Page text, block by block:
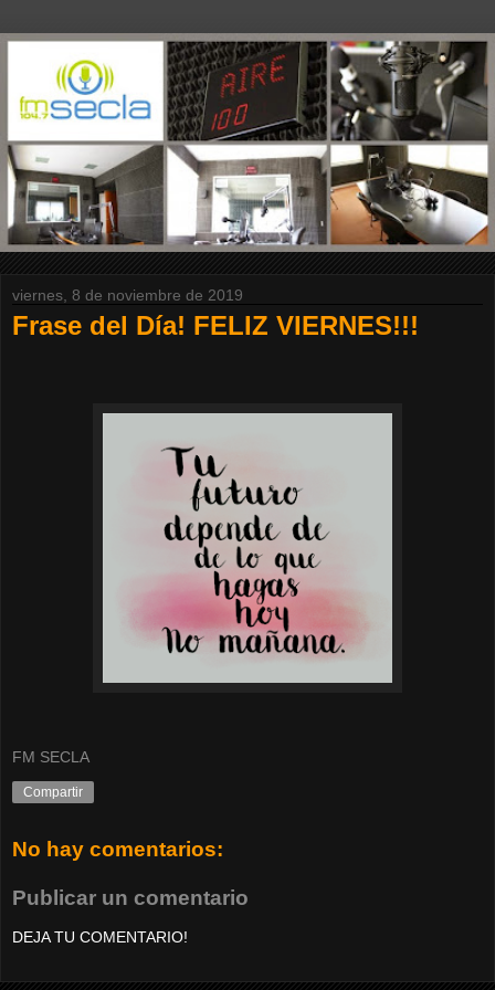
viernes, 8 de noviembre de 2019
Frase del Día! FELIZ VIERNES!!!
FM SECLA
Compartir
No hay comentarios:
Publicar un comentario
DEJA TU COMENTARIO!